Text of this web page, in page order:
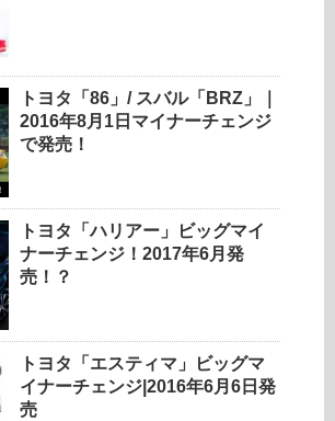
トヨタ「86」/ スバル「BRZ」｜
2016年8月1日マイナーチェンジ
で発売！
トヨタ「ハリアー」ビッグマイ
ナーチェンジ！2017年6月発
売！？
トヨタ「エスティマ」ビッグマ
イナーチェンジ|2016年6月6日発
売